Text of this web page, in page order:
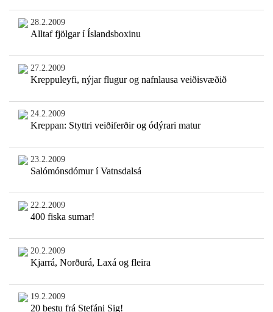
28.2.2009
Alltaf fjölgar í Íslandsboxinu
27.2.2009
Kreppuleyfi, nýjar flugur og nafnlausa veiðisvæðið
24.2.2009
Kreppan: Styttri veiðiferðir og ódýrari matur
23.2.2009
Salómónsdómur í Vatnsdalsá
22.2.2009
400 fiska sumar!
20.2.2009
Kjarrá, Norðurá, Laxá og fleira
19.2.2009
20 bestu frá Stefáni Sig!